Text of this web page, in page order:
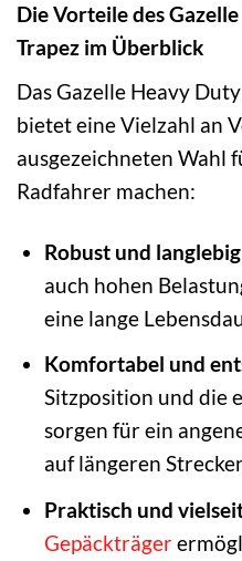
Die Vorteile des
Trapez im Überblick
Das Gazelle Heavy
bietet eine Vielzahl an
ausgezeichneten Wahl
Radfahrer machen:
Robust und
auch hohen
eine lange
Komfortabel und
Sitzposition und die
sorgen für ein
auf längeren
Praktisch und
Gepäckträger